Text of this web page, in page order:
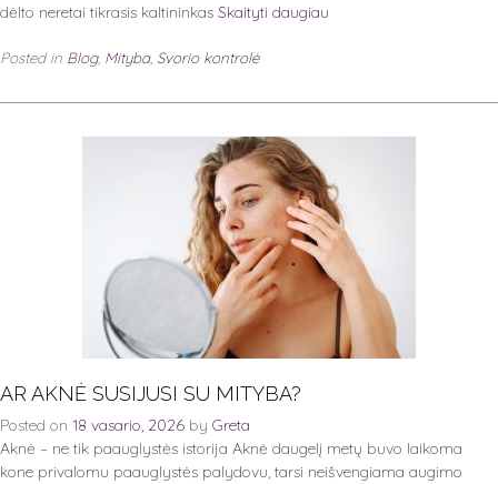
dėlto neretai tikrasis kaltininkas Skaityti daugiau
Posted in Blog, Mityba, Svorio kontrolė
AR AKNĖ SUSIJUSI SU MITYBA?
Posted on 18 vasario, 2026 by Greta
Aknė – ne tik paauglystės istorija Aknė daugelį metų buvo laikoma
kone privalomu paauglystės palydovu, tarsi neišvengiama augimo